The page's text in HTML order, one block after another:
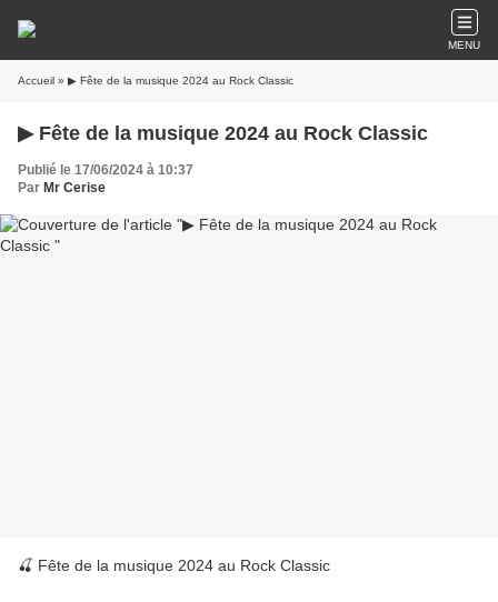
MENU
Accueil » ▶ Fête de la musique 2024 au Rock Classic
▶ Fête de la musique 2024 au Rock Classic
Publié le 17/06/2024 à 10:37
Par Mr Cerise
🍒 Fête de la musique 2024 au Rock Classic